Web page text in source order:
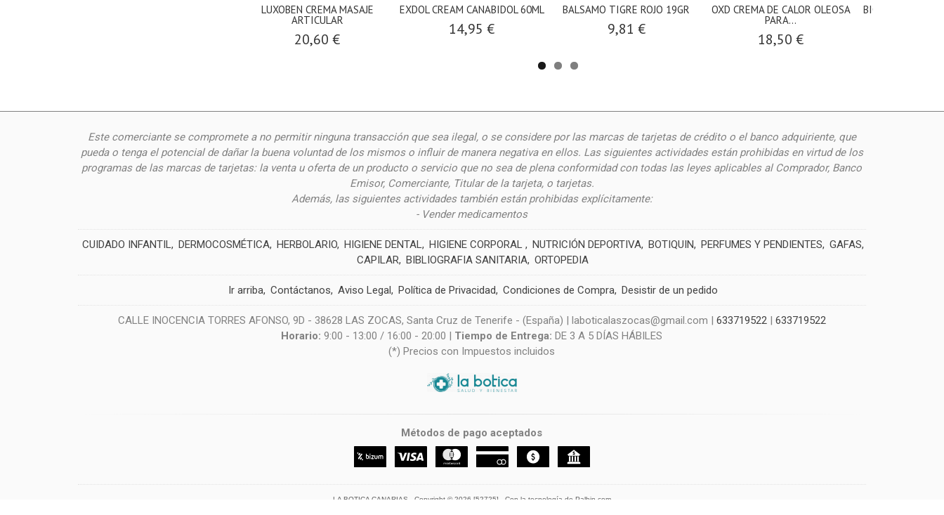
LUXOBEN CREMA MASAJE
ARTICULAR
20,60 €
EXDOL CREAM CANABIDOL 60ML
14,95 €
BALSAMO TIGRE ROJO 19GR
9,81 €
OXD CREMA DE CALOR OLEOSA
PARA...
18,50 €
BIODERMA
Este comerciante se compromete a no permitir ninguna transacción que sea ilegal, o se considere por las marcas de tarjetas de crédito o el banco adquiriente, que
pueda o tenga el potencial de dañar la buena voluntad de los mismos o influir de manera negativa en ellos. Las siguientes actividades están prohibidas en virtud de los
programas de las marcas de tarjetas: la venta u oferta de un producto o servicio que no sea de plena conformidad con todas las leyes aplicables al Comprador, Banco
Emisor, Comerciante, Titular de la tarjeta, o tarjetas.
Además, las siguientes actividades también están prohibidas explícitamente:
- Vender medicamentos
CUIDADO INFANTIL DERMOCOSMÉTICA HERBOLARIO HIGIENE DENTAL HIGIENE CORPORAL NUTRICIÓN DEPORTIVA BOTIQUIN PERFUMES Y PENDIENTES
GAFAS
CAPILAR BIBLIOGRAFIA SANITARIA ORTOPEDIA
Ir arriba Contáctanos Aviso Legal Política de Privacidad Condiciones de Compra Desistir de un pedido
CALLE INOCENCIA TORRES AFONSO, 9D - 38628 LAS ZOCAS, Santa Cruz de Tenerife - (España) | laboticalaszocas@gmail.com | 633719522| 633719522
Horario:9:00 - 13:00 / 16:00 - 20:00 | Tiempo de Entrega:DE 3 A 5 DÍAS HÁBILES
(*) Precios con Impuestos incluidos
Métodos de pago aceptados
LA BOTICA CANARIAS - Copyright © 2026 [52725] - Con la tecnología de Palbin.com